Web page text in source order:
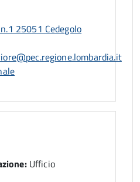
25051 Cedegolo
Ufficio